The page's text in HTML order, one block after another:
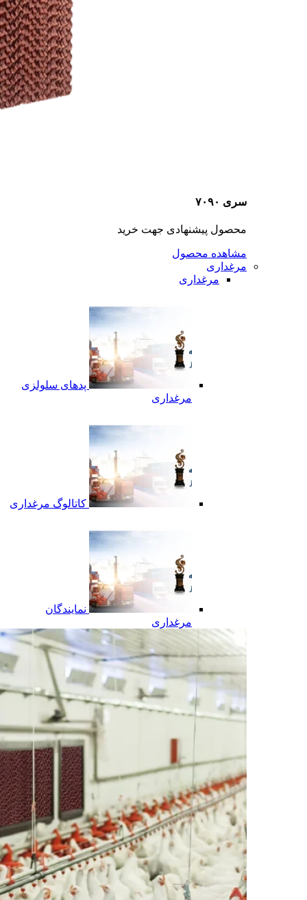
سری ۷۰۹۰
محصول پیشنهادی جهت خرید
مشاهده محصول
مرغداری
مرغداری
پدهای سلولزی
مرغداری
کاتالوگ مرغداری
نمایندگان
مرغداری